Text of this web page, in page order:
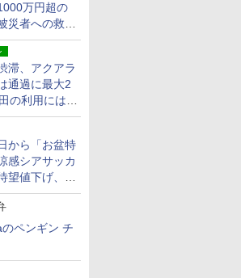
万円超の
災者への救援
滞、アクアラ
通過に最大2
の利用には
の利用検討を
から「お盆特
感シアサッカ
望値下げ、撥
は1990円に
ペンギン チ